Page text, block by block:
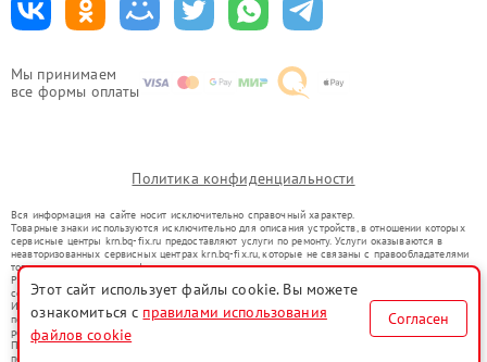
Мы принимаем
все формы оплаты
Политика конфиденциальности
Вся информация на сайте носит исключительно справочный характер.
Товарные знаки используются исключительно для описания устройств, в отношении которых
сервисные центры krn.bq-fix.ru предоставляют услуги по ремонту. Услуги оказываются в
неавторизованных сервисных центрах krn.bq-fix.ru, которые не связаны с правообладателями
товарных знаков или их официальными представителями.
Ремонт осуществляется для устройств, уже введенных в гражданский оборот в соответствии
со статьей 1487 ГК РФ.
Использование товарных знаков не преследует цели индивидуализации услуг или введения
потребителей в заблуждение, а служит для информирования о предоставляемых услугах по
ремонту техники указанных брендов.
Представленная на сайте информация не является публичной офертой, определяемой
положениями Статьи 437(2) Гражданского кодекса РФ
Этот сайт использует файлы cookie. Вы можете
ознакомиться с правилами использования
файлов cookie
Согласен